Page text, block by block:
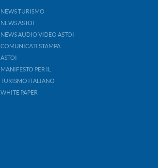
NEWS TURISMO
NEWS ASTOI
NEWS AUDIO VIDEO ASTOI
COMUNICATI STAMPA
ASTOI
MANIFESTO PER IL
TURISMO ITALIANO
WHITE PAPER